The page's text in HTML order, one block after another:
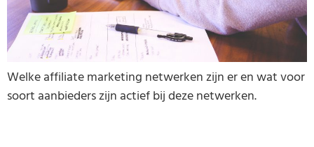
Welke affiliate marketing netwerken zijn er en wat voor
soort aanbieders zijn actief bij deze netwerken.